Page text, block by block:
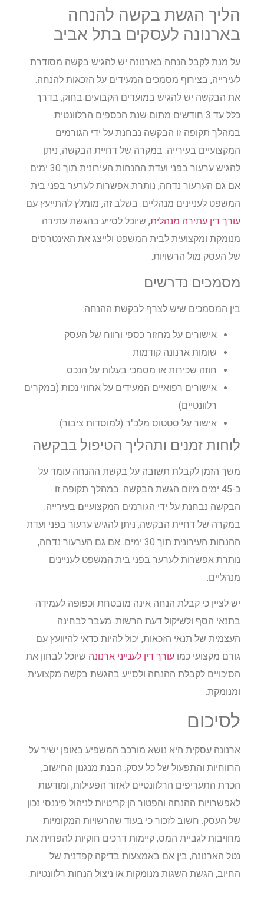
הליך הגשת בקשה להנחה
בארנונה לעסקים בתל אביב
על מנת לקבל הנחה בארנונה יש להגיש בקשה מסודרת
לעירייה, בצירוף מסמכים המעידים על הזכאות להנחה.
את הבקשה יש להגיש במועדים הקבועים בחוק, בדרך
כלל עד 3 חודשים מתום שנת הכספים הרלוונטית.
במהלך תקופה זו הבקשה נבחנת על ידי הגורמים
המקצועיים בעירייה. במקרה של דחיית הבקשה, ניתן
להגיש ערעור בפני ועדת ההנחות העירונית תוך 30 ימים.
אם גם הערעור נדחה, נותרת אפשרות לערער בפני בית
המשפט לעניינים מנהליים. בשלב זה, מומלץ להתייעץ עם
עורך דין עתירה מנהלית, שיוכל לסייע בהגשת עתירה
מנומקת ומקצועית לבית המשפט ולייצג את האינטרסים
של העסק מול הרשויות.
מסמכים נדרשים
בין המסמכים שיש לצרף לבקשת ההנחה:
אישורים על מחזור כספי ורווח של העסק
שומות ארנונה קודמות
חוזה שכירות או מסמכי בעלות על הנכס
אישורים רפואיים המעידים על אחוזי נכות (במקרים
רלוונטיים)
אישור על סטטוס מלכ"ר (למוסדות ציבור)
לוחות זמנים ותהליך הטיפול בבקשה
משך הזמן לקבלת תשובה על בקשת ההנחה עומד על
כ-45 ימים מיום הגשת הבקשה. במהלך תקופה זו
הבקשה נבחנת על ידי הגורמים המקצועיים בעירייה.
במקרה של דחיית הבקשה, ניתן להגיש ערעור בפני ועדת
ההנחות העירונית תוך 30 ימים. אם גם הערעור נדחה,
נותרת אפשרות לערער בפני בית המשפט לעניינים
מנהליים.
יש לציין כי קבלת הנחה אינה מובטחת וכפופה לעמידה
בתנאי הסף ולשיקול דעת הרשות. מעבר לבחינה
העצמית של תנאי הזכאות, יכול להיות כדאי להיוועץ עם
גורם מקצועי כמועורך דין לענייני ארנונהשיוכל לבחון את
הסיכויים לקבלת ההנחה ולסייע בהגשת בקשה מקצועית
ומנומקת.
לסיכום
ארנונה עסקית היא נושא מורכב המשפיע באופן ישיר על
הרווחיות והתפעול של כל עסק. הבנת מנגנון החישוב,
הכרת התעריפים הרלוונטיים לאזור הפעילות, ומודעות
לאפשרויות ההנחה והפטור הן קריטיות לניהול פיננסי נכון
של העסק. חשוב לזכור כי בעוד שהרשויות המקומיות
מחויבות לגביית המס, קיימות דרכים חוקיות להפחית את
נטל הארנונה, בין אם באמצעות בדיקה קפדנית של
החיוב, הגשת השגות מנומקות או ניצול הנחות רלוונטיות.